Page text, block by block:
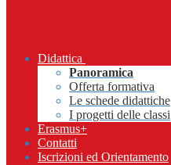
Didattica
Panoramica
Offerta formativa
Le schede didattiche
I progetti delle classi
Erasmus+
Contatti
Iscrizioni ed Orientamento